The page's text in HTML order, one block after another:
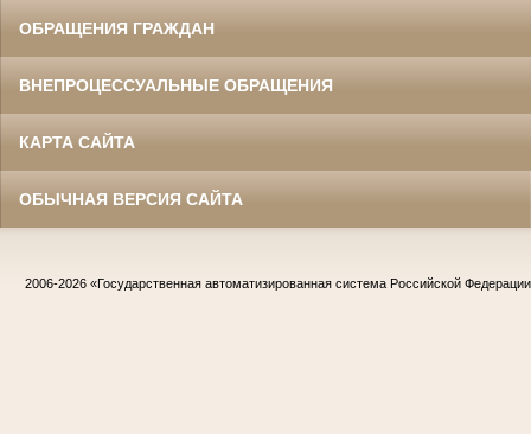
ОБРАЩЕНИЯ ГРАЖДАН
ВНЕПРОЦЕССУАЛЬНЫЕ ОБРАЩЕНИЯ
КАРТА САЙТА
ОБЫЧНАЯ ВЕРСИЯ САЙТА
2006-2026 «Государственная автоматизированная система Российской